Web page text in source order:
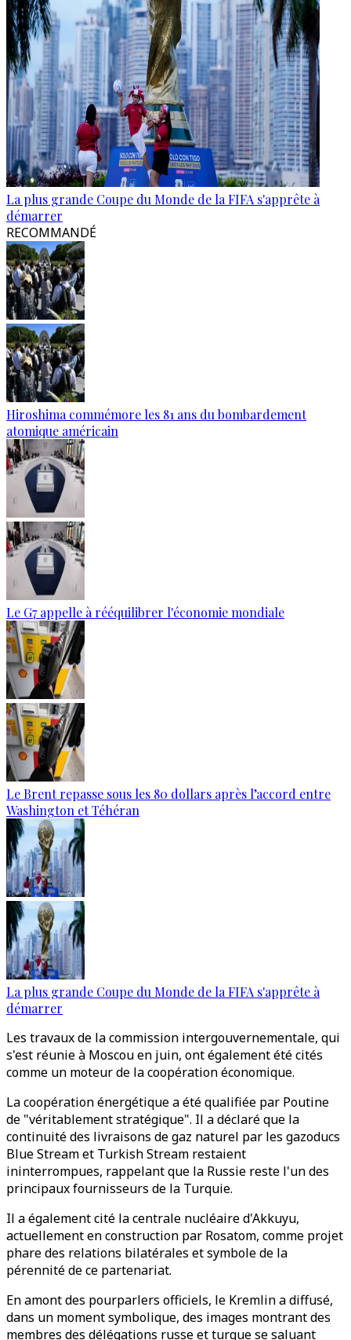
La plus grande Coupe du Monde de la FIFA s'apprête à
démarrer
RECOMMANDÉ
Hiroshima commémore les 81 ans du bombardement
atomique américain
Le G7 appelle à rééquilibrer l'économie mondiale
Le Brent repasse sous les 80 dollars après l’accord entre
Washington et Téhéran
La plus grande Coupe du Monde de la FIFA s'apprête à
démarrer
Les travaux de la commission intergouvernementale, qui
s'est réunie à Moscou en juin, ont également été cités
comme un moteur de la coopération économique.
La coopération énergétique a été qualifiée par Poutine
de "véritablement stratégique". Il a déclaré que la
continuité des livraisons de gaz naturel par les gazoducs
Blue Stream et Turkish Stream restaient
ininterrompues, rappelant que la Russie reste l'un des
principaux fournisseurs de la Turquie.
Il a également cité la centrale nucléaire d'Akkuyu,
actuellement en construction par Rosatom, comme projet
phare des relations bilatérales et symbole de la
pérennité de ce partenariat.
En amont des pourparlers officiels, le Kremlin a diffusé,
dans un moment symbolique, des images montrant des
membres des délégations russe et turque se saluant